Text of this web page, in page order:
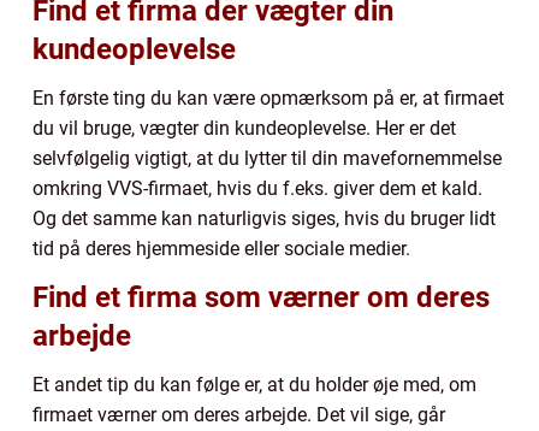
Find et firma der vægter din
kundeoplevelse
En første ting du kan være opmærksom på er, at firmaet
du vil bruge, vægter din kundeoplevelse. Her er det
selvfølgelig vigtigt, at du lytter til din mavefornemmelse
omkring VVS-firmaet, hvis du f.eks. giver dem et kald.
Og det samme kan naturligvis siges, hvis du bruger lidt
tid på deres hjemmeside eller sociale medier.
Find et firma som værner om deres
arbejde
Et andet tip du kan følge er, at du holder øje med, om
firmaet værner om deres arbejde. Det vil sige, går